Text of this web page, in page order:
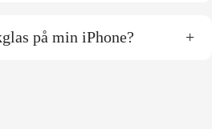
på min iPhone? +